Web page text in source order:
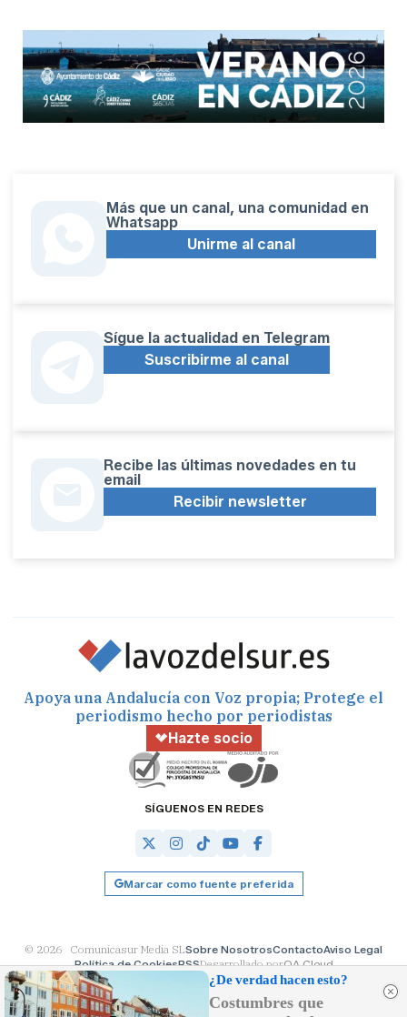
Más que un canal, una comunidad en
Whatsapp
Unirme al canal
Sígue la actualidad en Telegram
Suscribirme al canal
Recibe las últimas novedades en tu
email
Recibir newsletter
Apoya una Andalucía con Voz propia; Protege el
periodismo hecho por periodistas
Hazte socio
SÍGUENOS EN REDES
Marcar como fuente preferida
© 2026 Comunicasur Media SLSobre NosotrosContactoAviso Legal
Política de CookiesRSSDesarrollado porOA Cloud
¿De verdad hacen esto?
Costumbres que